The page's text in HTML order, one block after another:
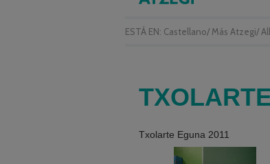
ESTÁ EN: Castellano/ Más Atzegi/
Txolarte Eguna 2011